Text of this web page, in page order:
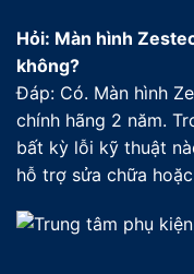
Hỏi: Màn hình
không?
Đáp: Có. Màn hình
chính hãng 2 năm.
bất kỳ lỗi kỹ thuật
hỗ trợ sửa chữa